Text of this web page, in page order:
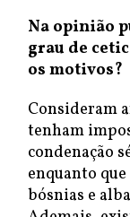
Na opinião
grau de
os motivos?
Consideram
tenham
condenação
enquanto
bósnias e